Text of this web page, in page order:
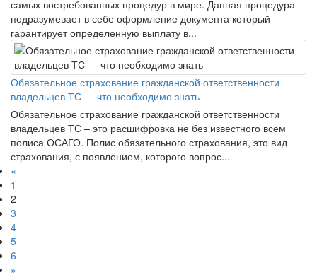
самых востребованных процедур в мире. Данная процедура
подразумевает в себе оформление документа который
гарантирует определенную выплату в...
Обязательное страхование гражданской ответственности
владельцев ТС — что необходимо знать
Обязательное страхование гражданской ответственности
владельцев ТС – это расшифровка не без известного всем
полиса ОСАГО. Полис обязательного страхования, это вид
страхования, с появлением, которого вопрос...
«
1
2
3
4
5
6
»